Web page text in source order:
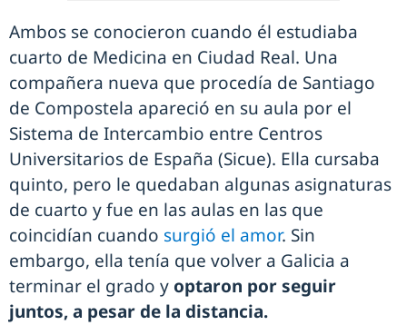
Ambos se conocieron cuando él estudiaba
cuarto de Medicina en Ciudad Real. Una
compañera nueva que procedía de Santiago
de Compostela apareció en su aula por el
Sistema de Intercambio entre Centros
Universitarios de España (Sicue). Ella cursaba
quinto, pero le quedaban algunas asignaturas
de cuarto y fue en las aulas en las que
coincidían cuando surgió el amor. Sin
embargo, ella tenía que volver a Galicia a
terminar el grado y optaron por seguir
juntos, a pesar de la distancia.